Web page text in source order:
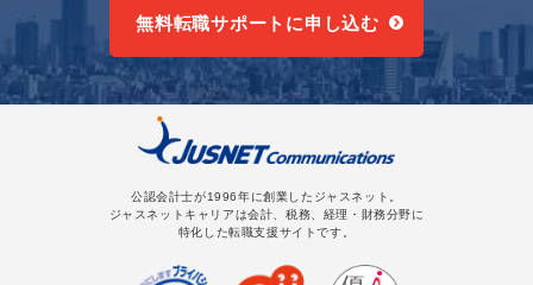
無料転職サポートに申し込む
公認会計士が1996年に創業したジャスネット。
ジャスネットキャリアは会計、税務、経理・財務分野に
特化した転職支援サイトです。